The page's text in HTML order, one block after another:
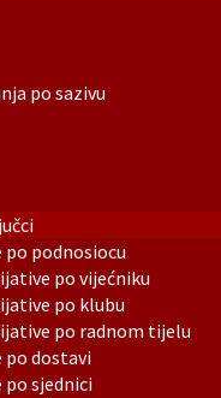
po sazivu
podnosiocu
po vijećniku
po klubu
po radnom tijelu
dostavi
sjednici